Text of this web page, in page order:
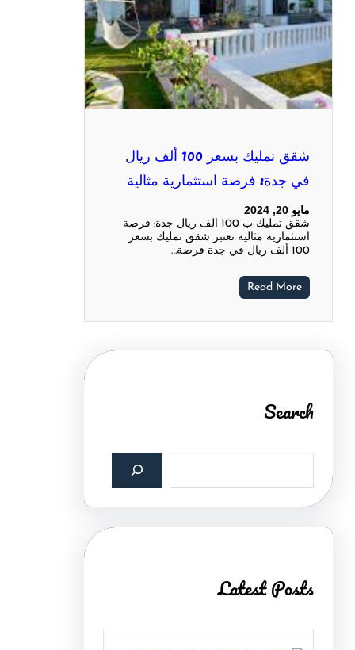
شقق تمليك بسعر 100 ألف ريال
في جدة: فرصة استثمارية مثالية
مايو 20, 2024
شقق تمليك ب 100 الف ريال جدة: فرصة
استثمارية مثالية تعتبر شقق تمليك بسعر
100 ألف ريال في جدة فرصة…
Read More
Search
c
Latest Posts